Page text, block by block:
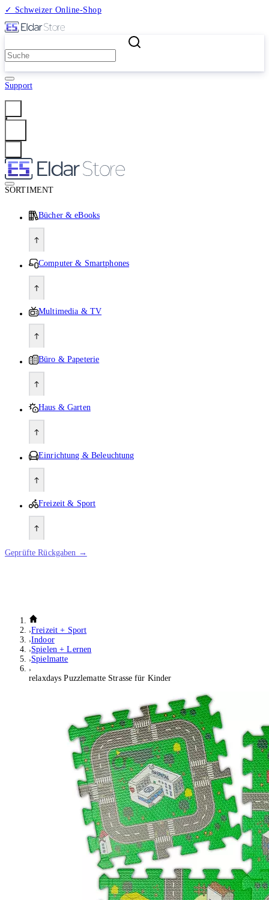
✓ Schweizer Online-Shop
Support
SORTIMENT
Bücher & eBooks
Computer & Smartphones
Multimedia & TV
Büro & Papeterie
Haus & Garten
Einrichtung & Beleuchtung
Freizeit & Sport
Geprüfte Rückgaben →
Freizeit + Sport
Indoor
Spielen + Lernen
Spielmatte
relaxdays Puzzlematte Strasse für Kinder